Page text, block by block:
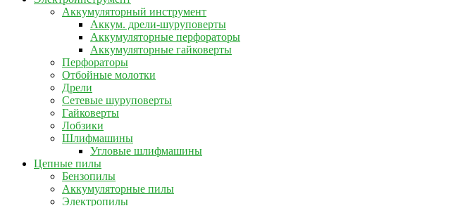
Аккумуляторный инструмент
Аккум. дрели-шуруповерты
Аккумуляторные перфораторы
Аккумуляторные гайковерты
Перфораторы
Отбойные молотки
Дрели
Сетевые шуруповерты
Гайковерты
Лобзики
Шлифмашины
Угловые шлифмашины
Цепные пилы
Бензопилы
Аккумуляторные пилы
Электропилы